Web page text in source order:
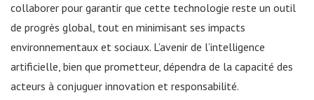
collaborer pour garantir que cette technologie reste un outil
de progrès global, tout en minimisant ses impacts
environnementaux et sociaux. L’avenir de l’intelligence
artificielle, bien que prometteur, dépendra de la capacité des
acteurs à conjuguer innovation et responsabilité.